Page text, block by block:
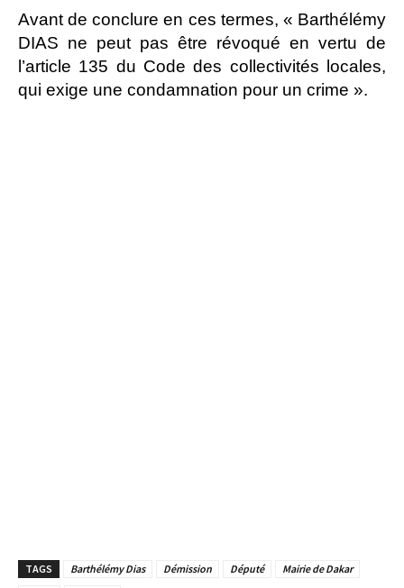
Avant de conclure en ces termes, « Barthélémy
DIAS ne peut pas être révoqué en vertu de
l’article 135 du Code des collectivités locales,
qui exige une condamnation pour un crime ».
TAGS Barthélémy Dias Démission Député
Mairie de Dakar